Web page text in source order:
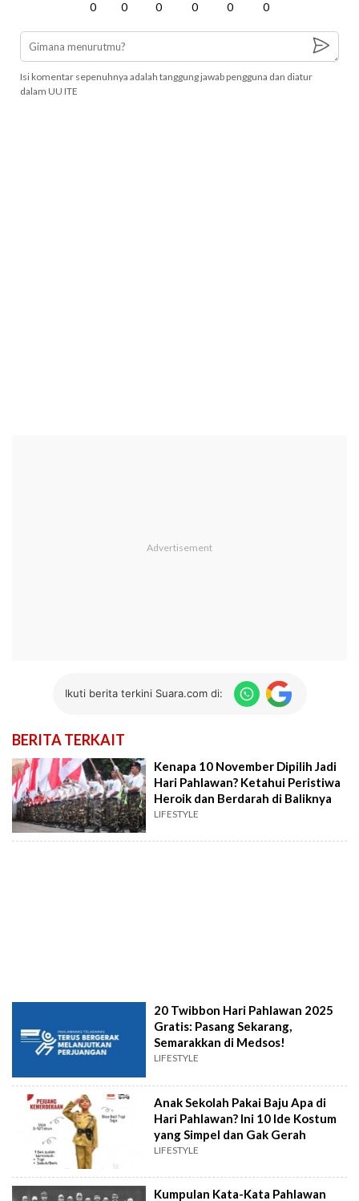
0 0 0 0 0 0
Isi komentar sepenuhnya adalah tanggung jawab pengguna dan diatur
dalam UU ITE
Ikuti berita terkini Suara.com di:
BERITA TERKAIT
Kenapa 10 November Dipilih Jadi
Hari Pahlawan? Ketahui Peristiwa
Heroik dan Berdarah di Baliknya
LIFESTYLE
20 Twibbon Hari Pahlawan 2025
Gratis: Pasang Sekarang,
Semarakkan di Medsos!
LIFESTYLE
Anak Sekolah Pakai Baju Apa di
Hari Pahlawan? Ini 10 Ide Kostum
yang Simpel dan Gak Gerah
LIFESTYLE
Kumpulan Kata-Kata Pahlawan